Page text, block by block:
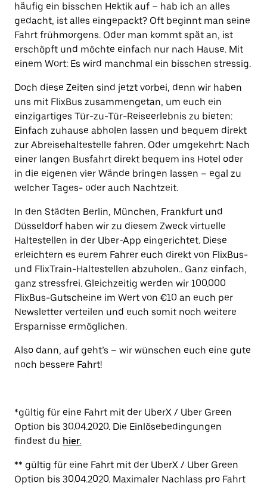
häufig ein bisschen Hektik auf – hab ich an alles
gedacht, ist alles eingepackt? Oft beginnt man seine
Fahrt frühmorgens. Oder man kommt spät an, ist
erschöpft und möchte einfach nur nach Hause. Mit
einem Wort: Es wird manchmal ein bisschen stressig.
Doch diese Zeiten sind jetzt vorbei, denn wir haben
uns mit FlixBus zusammengetan, um euch ein
einzigartiges Tür-zu-Tür-Reiseerlebnis zu bieten:
Einfach zuhause abholen lassen und bequem direkt
zur Abreisehaltestelle fahren. Oder umgekehrt: Nach
einer langen Busfahrt direkt bequem ins Hotel oder
in die eigenen vier Wände bringen lassen – egal zu
welcher Tages- oder auch Nachtzeit.
In den Städten Berlin, München, Frankfurt und
Düsseldorf haben wir zu diesem Zweck virtuelle
Haltestellen in der Uber-App eingerichtet. Diese
erleichtern es eurem Fahrer euch direkt von FlixBus-
und FlixTrain-Haltestellen abzuholen.. Ganz einfach,
ganz stressfrei. Gleichzeitig werden wir 100.000
FlixBus-Gutscheine im Wert von €10 an euch per
Newsletter verteilen und euch somit noch weitere
Ersparnisse ermöglichen.
Also dann, auf geht’s – wir wünschen euch eine gute
noch bessere Fahrt!
*gültig für eine Fahrt mit der UberX / Uber Green
Option bis 30.04.2020. Die Einlösebedingungen
findest du hier.
** gültig für eine Fahrt mit der UberX / Uber Green
Option bis 30.04.2020. Maximaler Nachlass pro Fahrt